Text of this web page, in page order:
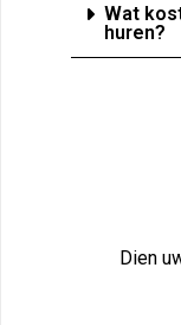
Wat
huren?
Dien